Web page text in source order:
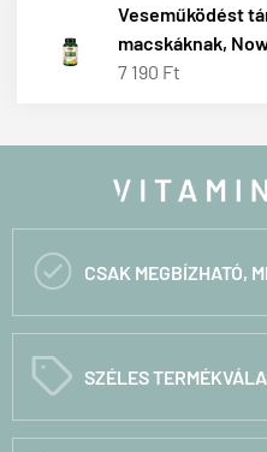
Veseműködést
macskáknak,
7 190 Ft
 CSAK MEGBÍZHATÓ,
C SZÉLES